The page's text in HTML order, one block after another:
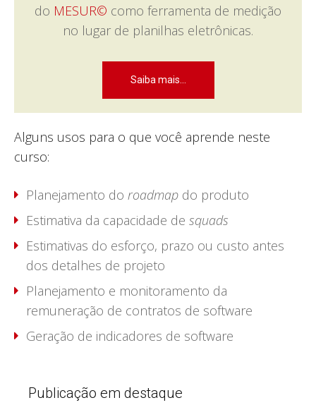
do MESUR© como ferramenta de medição
no lugar de planilhas eletrônicas.
Saiba mais...
Alguns usos para o que você aprende neste
curso:
Planejamento do roadmap do produto
Estimativa da capacidade de squads
Estimativas do esforço, prazo ou custo antes
dos detalhes de projeto
Planejamento e monitoramento da
remuneração de contratos de software
Geração de indicadores de software
Publicação em destaque